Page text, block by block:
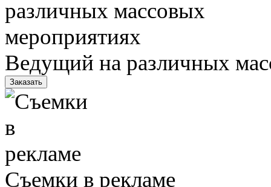
Ведущий на различных
Заказать
Съемки в рекламе